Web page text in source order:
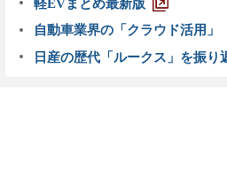
軽EVまとめ最新版
自動車業界の「クラウド活用
日産の歴代「ルークス」を振り